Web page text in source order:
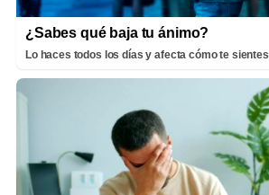
¿Sabes qué baja tu ánimo?
Lo haces todos los días y afecta cómo te sientes